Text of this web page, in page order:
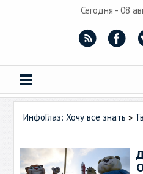
Сегодня - 08
ИнфоГлаз: Хочу все знать »